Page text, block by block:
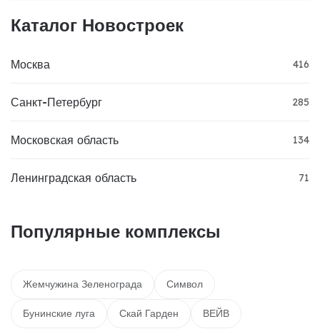
Каталог Новостроек
Москва 416
Санкт-Петербург 285
Московская область 134
Ленинградская область 71
Популярные комплексы
Жемчужина Зеленограда Символ
Бунинские луга Скай Гарден ВЕЙВ